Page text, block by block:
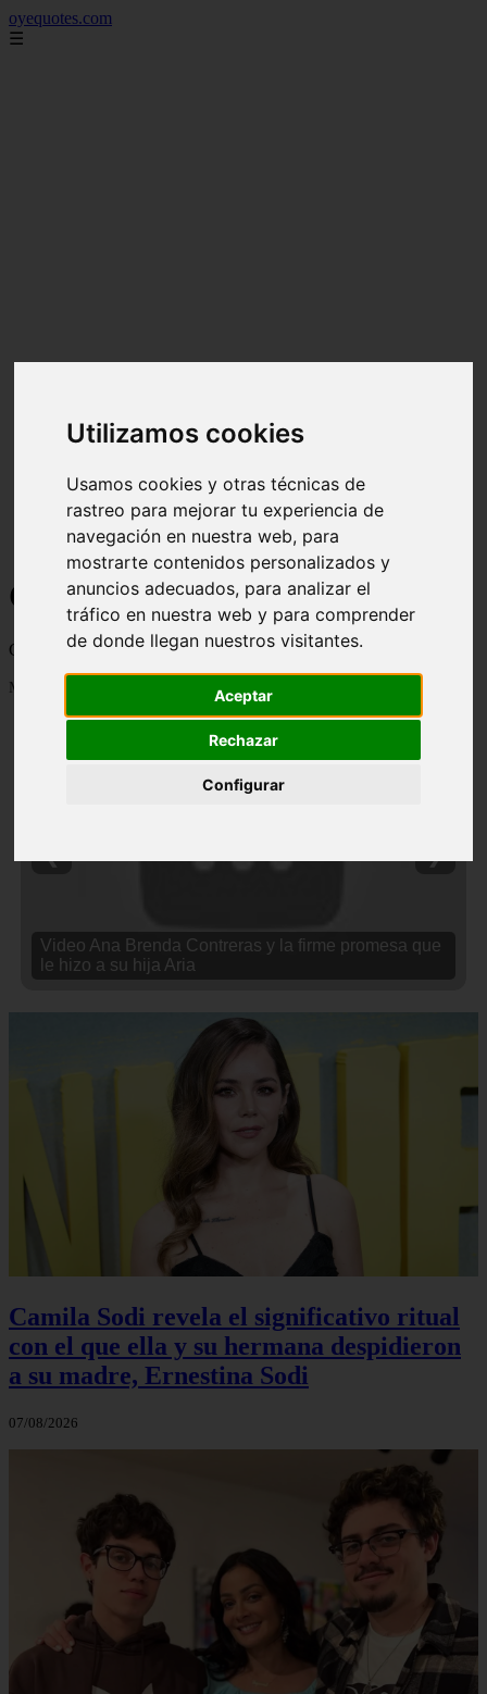
Utilizamos cookies
Usamos cookies y otras técnicas de
rastreo para mejorar tu experiencia de
navegación en nuestra web, para
mostrarte contenidos personalizados y
anuncios adecuados, para analizar el
tráfico en nuestra web y para comprender
de donde llegan nuestros visitantes.
Aceptar
Rechazar
Configurar
oyequotes.com
☰
Curiosidades y Sabias que
Cosas curiosas, curiosidades, noticias impactantes y mucho mas
Mostrando 1 - 24 de 2838 artículos
Video Ana Brenda Contreras y la firme promesa que
le hizo a su hija Aria
Camila Sodi revela el significativo ritual
con el que ella y su hermana despidieron
a su madre, Ernestina Sodi
07/08/2026